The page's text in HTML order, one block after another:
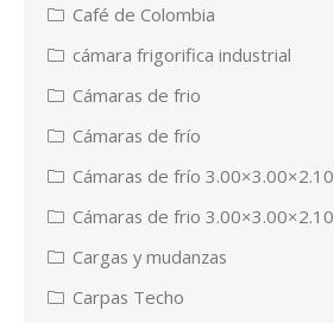
Café de Colombia
cámara frigorifica industrial
Cámaras de frio
Cámaras de frío
Cámaras de frío 3.00×3.00×2.10
Cámaras de frio 3.00×3.00×2.10
Cargas y mudanzas
Carpas Techo